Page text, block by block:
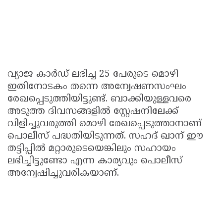
വ്യാജ കാർഡ് ലഭിച്ച 25 പേരുടെ മൊഴി
ഇതിനോടകം തന്നെ അന്വേഷണസംഘം
രേഖപ്പെടുത്തിയിട്ടുണ്ട്. ബാക്കിയുള്ളവരെ
അടുത്ത ദിവസങ്ങളിൽ സ്റ്റേഷനിലേക്ക്
വിളിച്ചുവരുത്തി മൊഴി രേഖപ്പെടുത്താനാണ്
പൊലീസ് പദ്ധതിയിടുന്നത്. സഹദ് ഖാന് ഈ
തട്ടിപ്പിൽ മറ്റാരുടെയെങ്കിലും സഹായം
ലഭിച്ചിട്ടുണ്ടോ എന്ന കാര്യവും പൊലീസ്
അന്വേഷിച്ചുവരികയാണ്.